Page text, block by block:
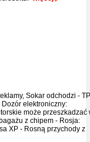
Sokar odchodzi - TP
elektroniczny:
może przeszkadzać
z chipem - Rosja:
XP - Rosną przychody z